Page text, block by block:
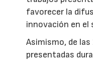
favorecer la
innovación en el
Asimismo, de
presentadas